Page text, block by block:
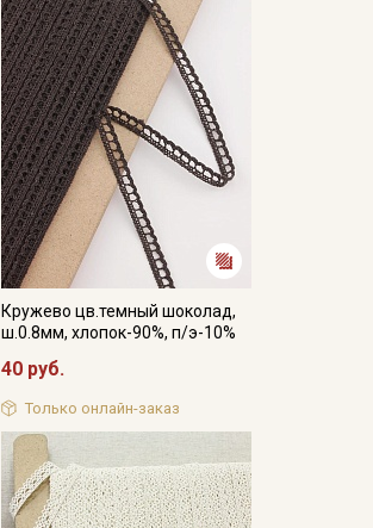
Кружево цв.темный шоколад,
ш.0.8мм, хлопок-90%, п/э-10%
40 руб.
Только онлайн-заказ